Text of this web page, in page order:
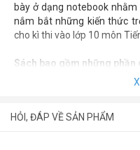
bày ở dạng notebook
nắm bắt những kiến thức
cho kì thi vào lớp 10 môn
Sách bao gồm những phần
Phần 1: Phát âm
Phần 2: Từ vựng (Vocabulary)
HỎI, ĐÁP VỀ SẢN PHẨM